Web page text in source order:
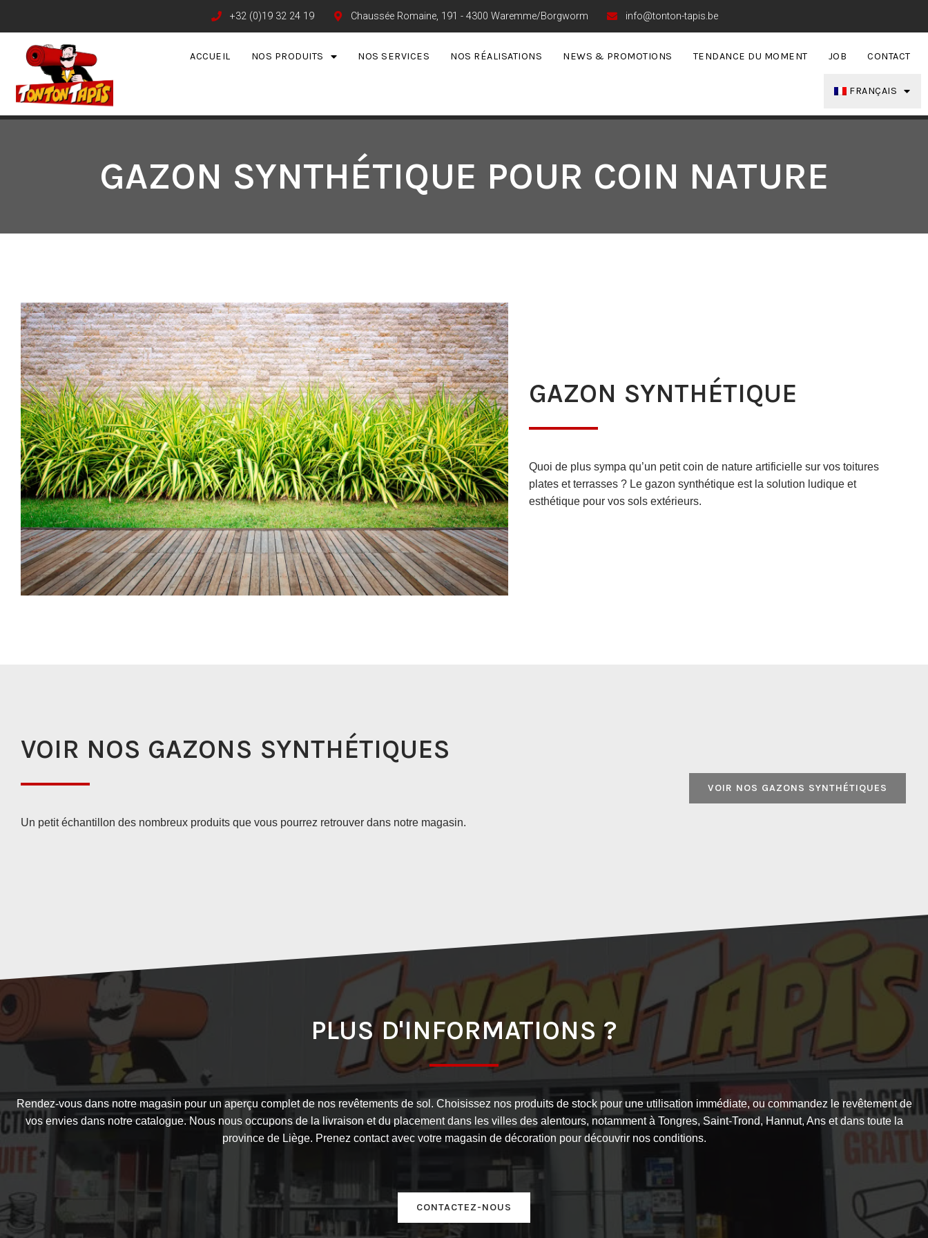
+32 (0)19 32 24 19 Chaussée Romaine, 191 - 4300 Waremme/Borgworm info@tonton-tapis.be
ACCUEIL NOS PRODUITS NOS SERVICES NOS RÉALISATIONS NEWS & PROMOTIONS TENDANCE DU MOMENT JOB CONTACT
FRANÇAIS
GAZON SYNTHÉTIQUE POUR COIN NATURE
GAZON SYNTHÉTIQUE
Quoi de plus sympa qu’un petit coin de nature artificielle sur vos toitures
plates et terrasses ? Le gazon synthétique est la solution ludique et
esthétique pour vos sols extérieurs.
VOIR NOS GAZONS SYNTHÉTIQUES
Un petit échantillon des nombreux produits que vous pourrez retrouver dans notre magasin.
VOIR NOS GAZONS SYNTHÉTIQUES
PLUS D'INFORMATIONS ?
Rendez-vous dans notre magasin pour un aperçu complet de nos revêtements de sol. Choisissez nos produits de stock pour une utilisation immédiate, ou commandez le revêtement de
vos envies dans notre catalogue. Nous nous occupons de la livraison et du placement dans les villes des alentours, notamment à Tongres, Saint-Trond, Hannut, Ans et dans toute la
province de Liège. Prenez contact avec votre magasin de décoration pour découvrir nos conditions.
CONTACTEZ-NOUS